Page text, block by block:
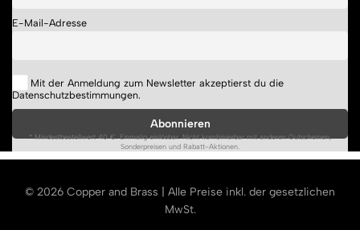
E-Mail-Adresse
Mit der Anmeldung zum Newsletter akzeptierst du die
Datenschutzbestimmungen.
* Mindestbestellwert 40 €. Einmalig einlösbar. Nicht kombinierbar mit anderen Gutscheinen,
Sonderpreisen und Rabatt-Aktionen.
© 2026 Copper and Brass | Alle Preise inkl. der gesetzlichen
MwSt.